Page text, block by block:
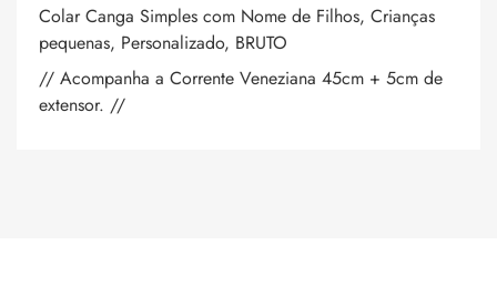
Colar Canga Simples com Nome de Filhos, Crianças
pequenas, Personalizado, BRUTO
// Acompanha a Corrente Veneziana 45cm + 5cm de
extensor. //